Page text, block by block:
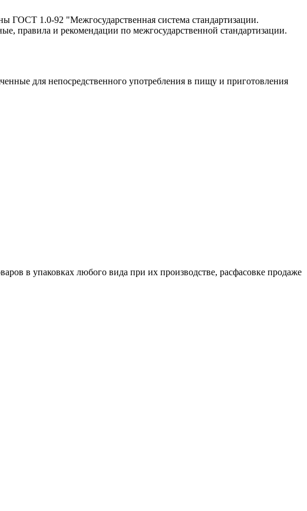
ГОСТ 1.0-92 "Межгосударственная система стандартизации.
правила и рекомендации по межгосударственной стандартизации.
для непосредственного употребления в пищу и приготовления
в упаковках любого вида при их производстве, расфасовке продаже